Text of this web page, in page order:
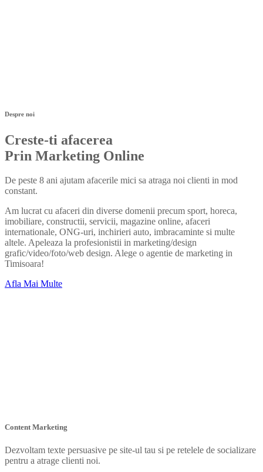
Despre noi
Creste-ti afacerea
Prin Marketing Online
De peste 8 ani ajutam afacerile mici sa atraga noi clienti in mod
constant.
Am lucrat cu afaceri din diverse domenii precum sport, horeca,
imobiliare, constructii, servicii, magazine online, afaceri
internationale, ONG-uri, inchirieri auto, imbracaminte si multe
altele. Apeleaza la profesionistii in marketing/design
grafic/video/foto/web design. Alege o agentie de marketing in
Timisoara!
Afla Mai Multe
Content Marketing
Dezvoltam texte persuasive pe site-ul tau si pe retelele de socializare
pentru a atrage clienti noi.